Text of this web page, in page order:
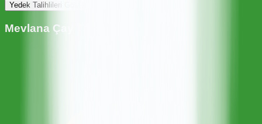
Yedek Talihlileri Göster
Mevlana Çay